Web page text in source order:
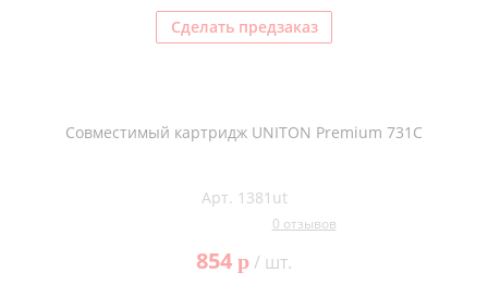
Сделать предзаказ
Совместимый картридж UNITON Premium 731C
Арт. 1381ut
0 отзывов
854 p/ шт.